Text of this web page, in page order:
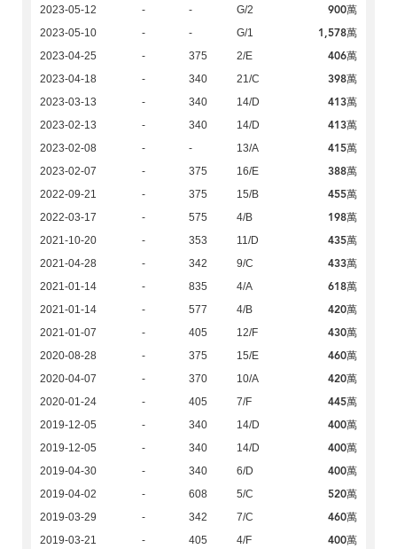
2023-05-12 - - G/2 900萬
2023-05-10 - - G/1 1,578萬
2023-04-25 - 375 2/E 406萬
2023-04-18 - 340 21/C 398萬
2023-03-13 - 340 14/D 413萬
2023-02-13 - 340 14/D 413萬
2023-02-08 - - 13/A 415萬
2023-02-07 - 375 16/E 388萬
2022-09-21 - 375 15/B 455萬
2022-03-17 - 575 4/B 198萬
2021-10-20 - 353 11/D 435萬
2021-04-28 - 342 9/C 433萬
2021-01-14 - 835 4/A 618萬
2021-01-14 - 577 4/B 420萬
2021-01-07 - 405 12/F 430萬
2020-08-28 - 375 15/E 460萬
2020-04-07 - 370 10/A 420萬
2020-01-24 - 405 7/F 445萬
2019-12-05 - 340 14/D 400萬
2019-12-05 - 340 14/D 400萬
2019-04-30 - 340 6/D 400萬
2019-04-02 - 608 5/C 520萬
2019-03-29 - 342 7/C 460萬
2019-03-21 - 405 4/F 400萬